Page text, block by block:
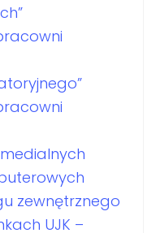
zewnętrznego
UJK –